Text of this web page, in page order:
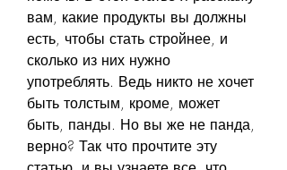
вам, какие продукты вы должны
есть, чтобы стать стройнее, и
сколько из них нужно
употреблять. Ведь никто не хочет
быть толстым, кроме, может
быть, панды. Но вы же не панда,
верно? Так что прочтите эту